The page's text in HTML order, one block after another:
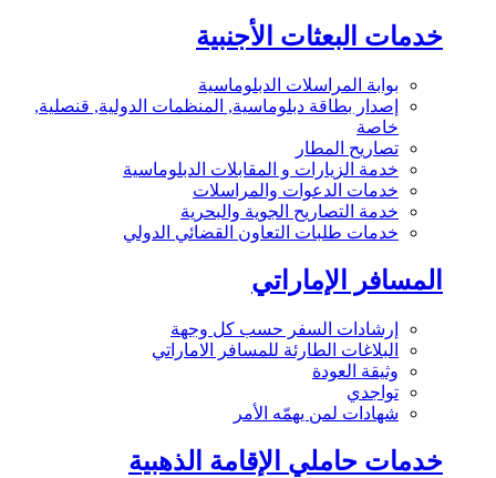
خدمات البعثات الأجنبية
بوابة المراسلات الدبلوماسية
إصدار بطاقة دبلوماسية, المنظمات الدولية, قنصلية,
خاصة
تصاريح المطار
خدمة الزيارات و المقابلات الدبلوماسية
خدمات الدعوات والمراسلات
خدمة التصاريح الجوية والبحرية
خدمات طلبات التعاون القضائي الدولي
المسافر الإماراتي
إرشادات السفر حسب كل وجهة
البلاغات الطارئة للمسافر الاماراتي
وثيقة العودة
تواجدي
شهادات لمن يهمّه الأمر
خدمات حاملي الإقامة الذهبية